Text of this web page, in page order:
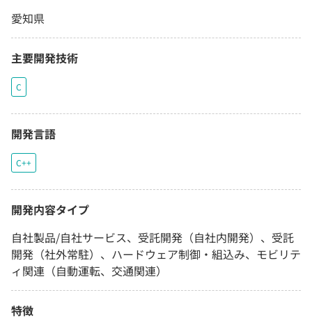
愛知県
主要開発技術
C
開発言語
C++
開発内容タイプ
自社製品/自社サービス、受託開発（自社内開発）、受託
開発（社外常駐）、ハードウェア制御・組込み、モビリテ
ィ関連（自動運転、交通関連）
特徴